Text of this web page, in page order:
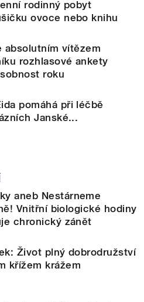
rodinný pobyt
ovoce nebo knihu
absolutním vítězem
rozhlasové ankety
roku
pomáhá při léčbě
Janské...
aneb Nestárneme
Vnitřní biologické hodiny
chronický zánět
Život plný dobrodružství
křížem krážem